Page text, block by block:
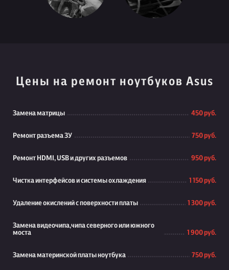
Цены на ремонт ноутбуков Asus
Замена матрицы 450 руб.
Ремонт разъема ЗУ 750 руб.
Ремонт HDMI, USB и других разъемов 950 руб.
Чистка интерфейсов и системы охлаждения 1 150 руб.
Удаление окислений с поверхности платы 1 300 руб.
Замена видеочипа,чипа северного или южного
моста
1 900 руб.
Замена материнской платы ноутбука 750 руб.